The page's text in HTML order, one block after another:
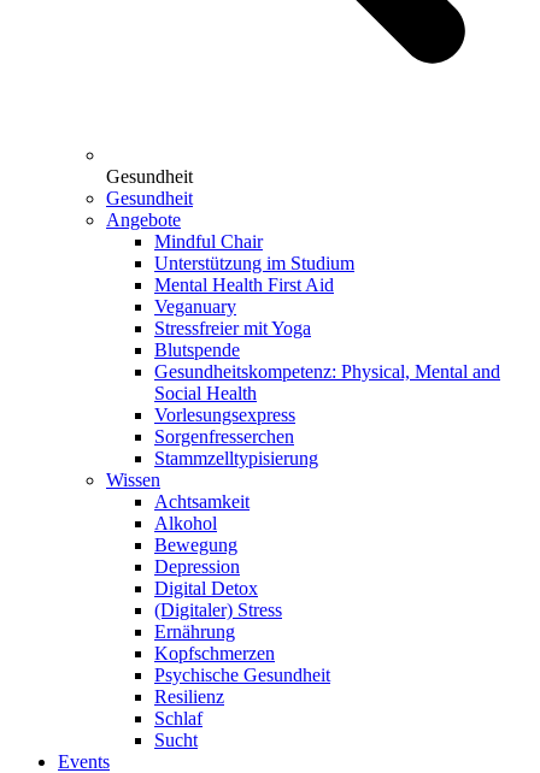
Gesundheit
Gesundheit
Angebote
Mindful Chair
Unterstützung im Studium
Mental Health First Aid
Veganuary
Stressfreier mit Yoga
Blutspende
Gesundheitskompetenz: Physical, Mental and
Social Health
Vorlesungsexpress
Sorgenfresserchen
Stammzelltypisierung
Wissen
Achtsamkeit
Alkohol
Bewegung
Depression
Digital Detox
(Digitaler) Stress
Ernährung
Kopfschmerzen
Psychische Gesundheit
Resilienz
Schlaf
Sucht
Events